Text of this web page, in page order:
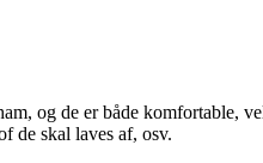
og de er både komfortable,
de skal laves af, osv.